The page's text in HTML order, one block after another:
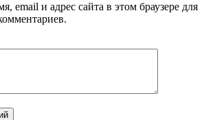
email и адрес сайта в этом браузере для